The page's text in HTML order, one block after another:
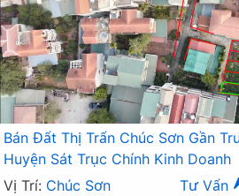
Bán Đất Thị Trấn Chúc Sơn Gần
Huyện Sát Trục Chính Kinh Doanh
Vị Trí: Chúc Sơn Tư Vấn